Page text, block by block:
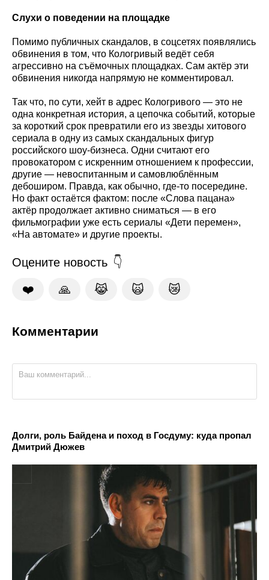
Слухи о поведении на площадке
Помимо публичных скандалов, в соцсетях появлялись
обвинения в том, что Кологривый ведёт себя
агрессивно на съёмочных площадках. Сам актёр эти
обвинения никогда напрямую не комментировал.
Так что, по сути, хейт в адрес Кологривого — это не
одна конкретная история, а цепочка событий, которые
за короткий срок превратили его из звезды хитового
сериала в одну из самых скандальных фигур
российского шоу-бизнеса. Одни считают его
провокатором с искренним отношением к профессии,
другие — невоспитанным и самовлюблённым
дебоширом. Правда, как обычно, где-то посередине.
Но факт остаётся фактом: после «Слова пацана»
актёр продолжает активно сниматься — в его
фильмографии уже есть сериалы «Дети перемен»,
«На автомате» и другие проекты.
Оцените новость
❤️ 🙏 😹 🙀 😿
Комментарии
Долги, роль Байдена и поход в Госдуму: куда пропал
Дмитрий Дюжев